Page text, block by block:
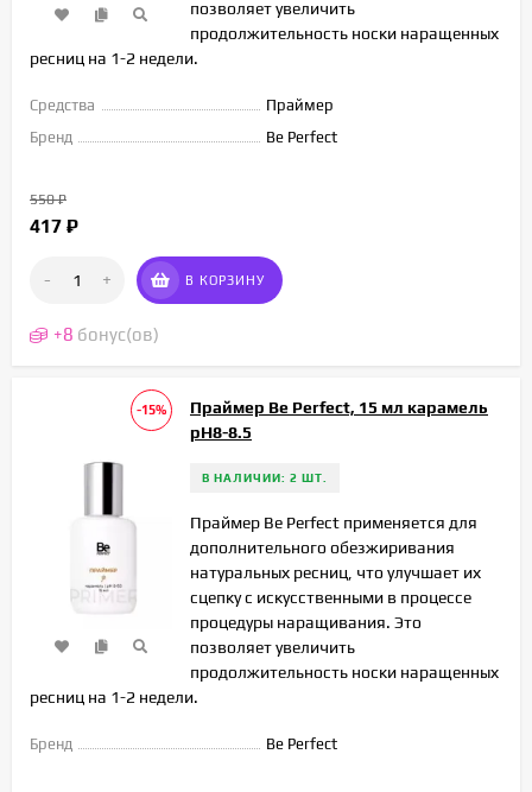
позволяет увеличить
продолжительность носки наращенных
ресниц на 1-2 недели.
Средства
Праймер
Бренд
Be Perfect
550₽
417 ₽
- + В КОРЗИНУ
+8 бонус(ов)
-15%
Праймер Be Perfect, 15 мл карамель
pH8-8.5
В НАЛИЧИИ: 2 ШТ.
Праймер Be Perfect применяется для
дополнительного обезжиривания
натуральных ресниц, что улучшает их
сцепку с искусственными в процессе
процедуры наращивания. Это
позволяет увеличить
продолжительность носки наращенных
ресниц на 1-2 недели.
Бренд Be Perfect